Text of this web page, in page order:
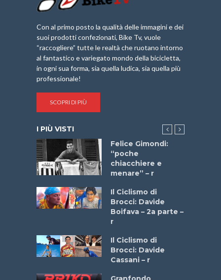
Con al primo posto la qualità delle immagini e dei
suoi prodotti confezionati, Bike Tv, vuole
“raccogliere” tutte le realtà che ruotano intorno
al fantastico e variegato mondo della bicicletta,
in ogni sua forma, sia quella ludica, sia quella più
professionale!
SCOPRI DI PIÙ
I PIÙ VISTI
Felice Gimondi:
“poche
chiacchiere e
menare” – r
Il Ciclismo di
Brocci: Davide
Boifava – 2a parte –
r
Il Ciclismo di
Brocci: Davide
Cassani – r